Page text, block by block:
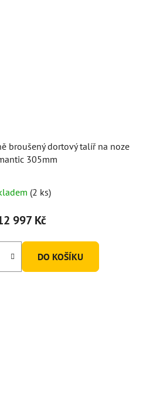
broušený dortový talíř na noze
305mm
(2 ks)
997 Kč
DO KOŠÍKU